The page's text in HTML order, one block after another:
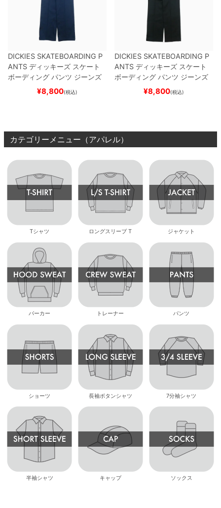
DICKIES SKATEBOARDING P
ANTS ディッキーズ スケート
ボーディング パンツ ジーンズ
SLIM FIT 30 LENGTH
スケートボード スケボ
¥8,800(税込)
DICKIES SKATEBOARDING P
ANTS ディッキーズ スケート
ボーディング パンツ ジーンズ
SLIM FIT 30 LENGTH
スケートボード スケボー
¥8,800(税込)
カテゴリーメニュー（アパレル）
Tシャツ ロングスリーブ T ジャケット
パーカー トレーナー パンツ
ショーツ 長袖ボタンシャツ 7分袖シャツ
半袖シャツ キャップ ソックス